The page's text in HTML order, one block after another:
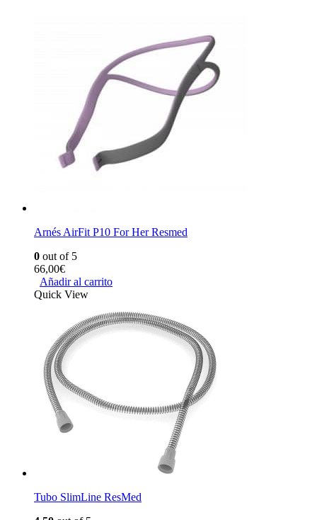
Arnés AirFit P10 For Her Resmed
0 out of 5
66,00€
Añadir al carrito
Quick View
Tubo SlimLine ResMed